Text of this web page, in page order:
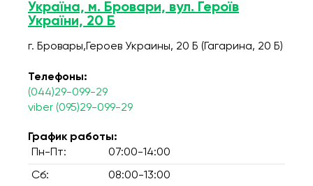
Україна, м. Бровари, вул. Героїв
України, 20 Б
г. Бровары,Героев Украины, 20 Б (Гагарина, 20 Б)
Телефоны:
(044)29-099-29
viber (095)29-099-29
График работы:
Пн-Пт:
07:00-14:00
Сб: 08:00-13:00